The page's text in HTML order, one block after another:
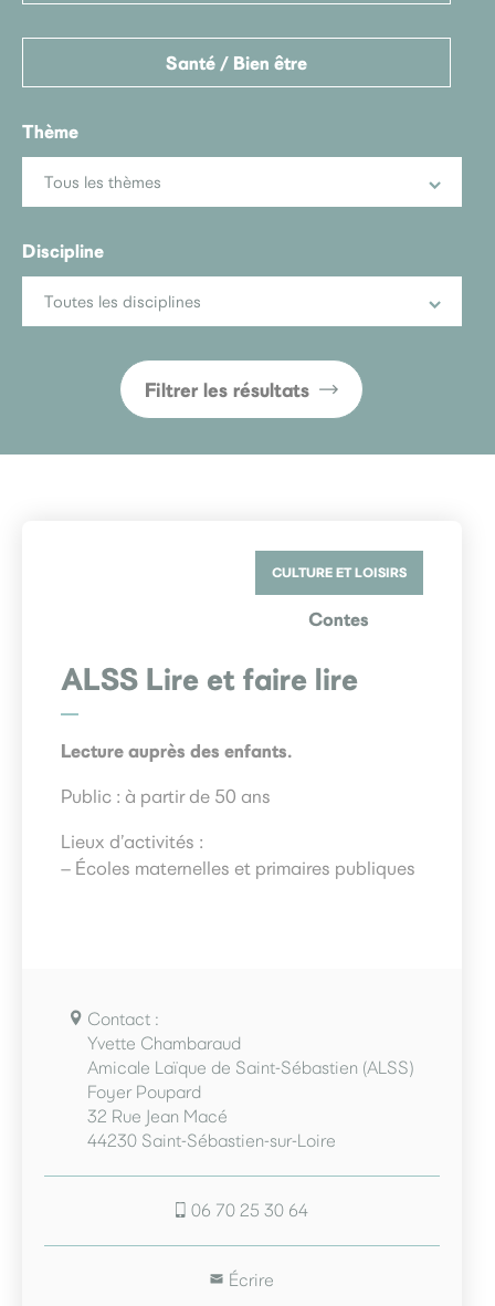
Santé / Bien être
Thème
Tous les thèmes
Discipline
Toutes les disciplines
Filtrer les résultats
ALSS Lire et faire lire
Lecture auprès des enfants.
Public : à partir de 50 ans
Lieux d’activités :
– Écoles maternelles et primaires publiques
CULTURE ET LOISIRS
Contes
Contact :
Yvette Chambaraud
Amicale Laïque de Saint-Sébastien (ALSS)
Foyer Poupard
32 Rue Jean Macé
44230 Saint-Sébastien-sur-Loire
06 70 25 30 64
Écrire